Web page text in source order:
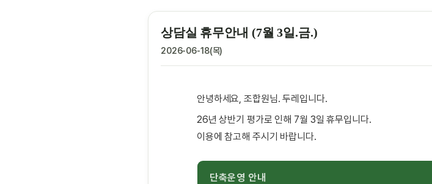
상담실 휴무안내 (7월 3일.금.)
2026-06-18(목)
안녕하세요, 조합원님. 두레입니다.
26년 상반기 평가로 인해 7월 3일 휴무입니다.
이용에 참고해 주시기 바랍니다.
단축운영 안내